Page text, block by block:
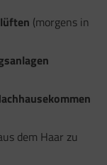
(morgens in
dem Haar zu